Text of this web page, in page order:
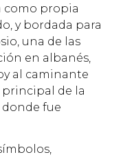
como propia
y bordada para
una de las
en albanés,
al caminante
principal de la
fue